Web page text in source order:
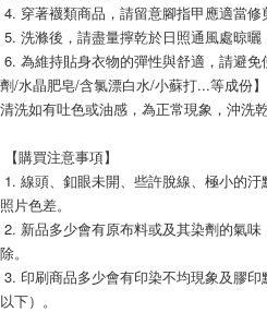
4. 穿著襪類商品，請留意腳指甲應適當修
5. 洗滌後，請盡量擰乾於日照通風處晾曬
劑/水晶肥皂/含氯漂白水/小蘇打...等成份
清洗如有吐色或油感，為正常現象，沖洗
【購買注意事項】
照片色差。
除。
以下）。